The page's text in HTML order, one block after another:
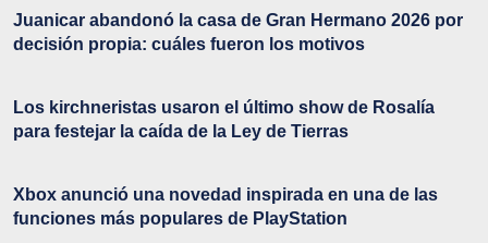
Juanicar abandonó la casa de Gran Hermano 2026 por
decisión propia: cuáles fueron los motivos
Los kirchneristas usaron el último show de Rosalía
para festejar la caída de la Ley de Tierras
Xbox anunció una novedad inspirada en una de las
funciones más populares de PlayStation